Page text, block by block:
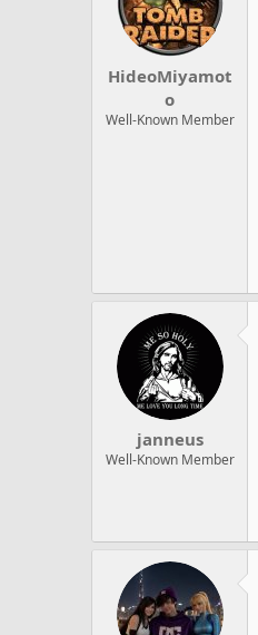
HideoMiyamot
o
Well-Known Member
janneus
Well-Known Member